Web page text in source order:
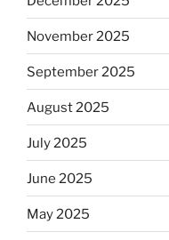
November 2025
September 2025
August 2025
July 2025
June 2025
May 2025